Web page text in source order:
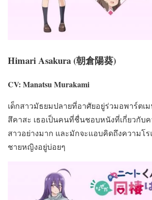
Himari Asakura (朝倉陽葵)
CV: Manatsu Murakami
เด็กสาวมัธยมปลายที่อาศัยอยู่ร่วมอพาร์ตเ
สึคาสะ เธอเป็นคนที่ชื่นชอบหนังที่เกี่ยวกับ
สาวอย่างมาก และมักจะแอบคิดถึงความโ
ชายหญิงอยู่บ่อยๆ